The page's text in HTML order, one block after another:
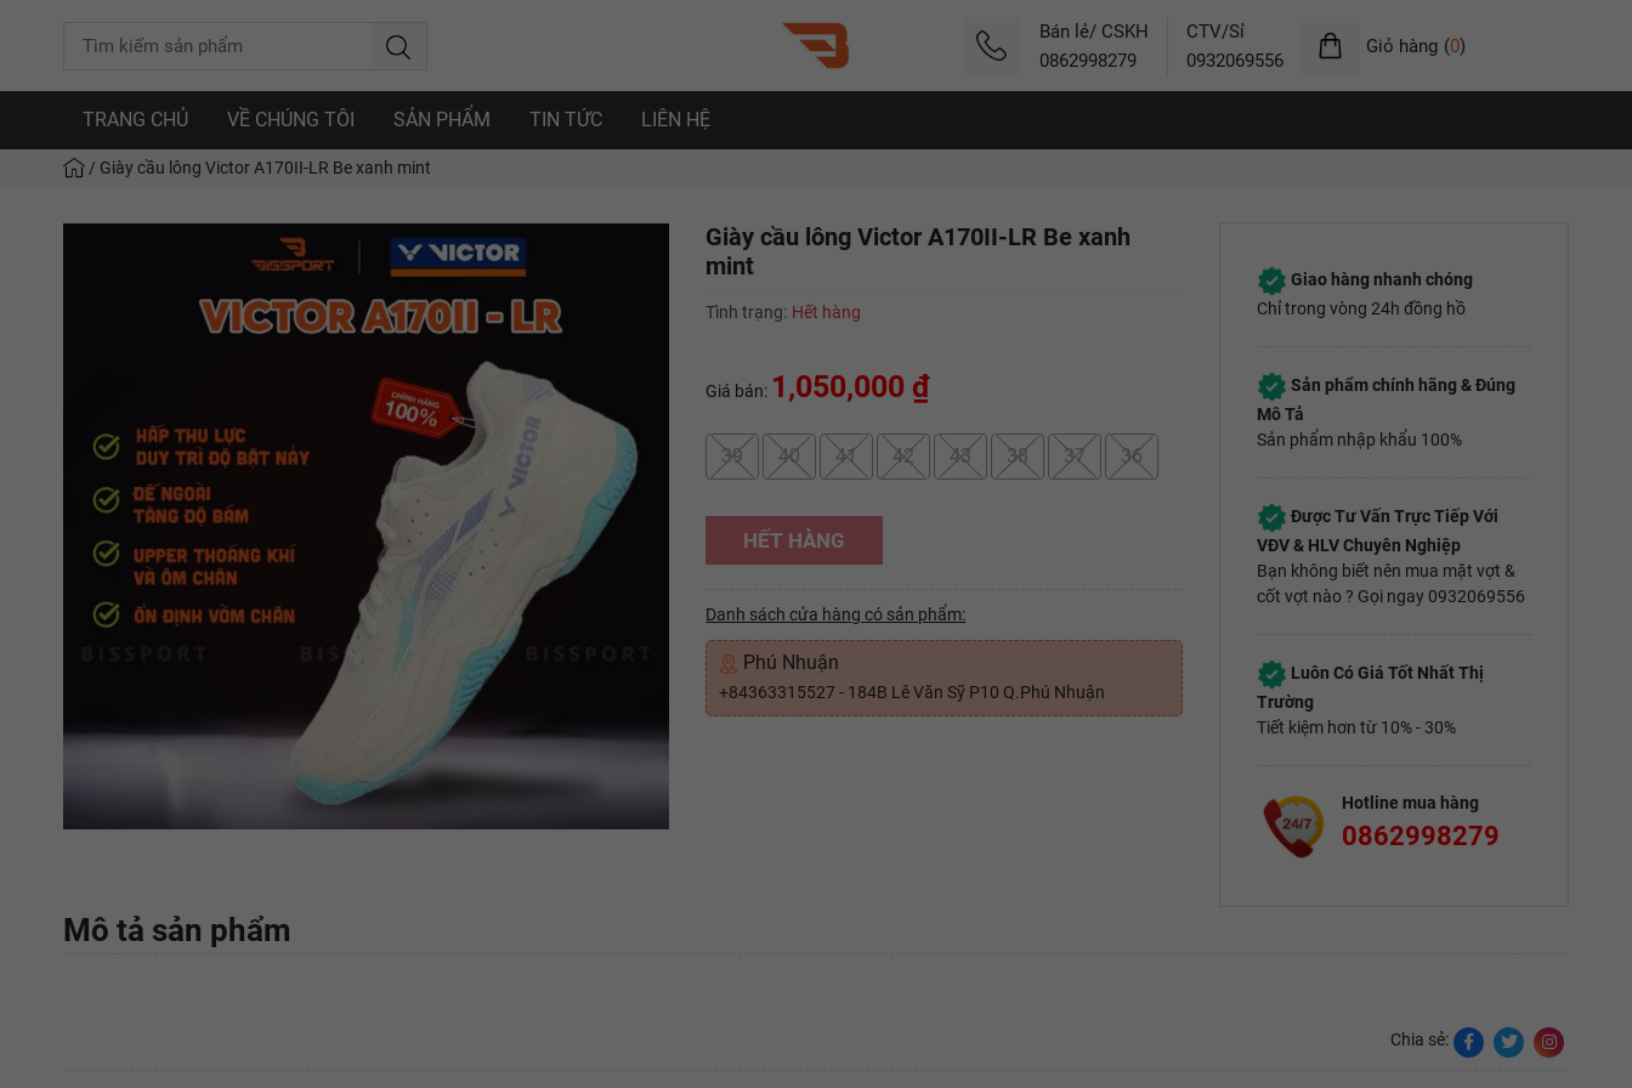
Bán lẻ/ CSKH
0862998279
CTV/Sỉ
0932069556
Giỏ hàng (0)
TRANG CHỦ VỀ CHÚNG TÔI SẢN PHẨM TIN TỨC LIÊN HỆ
/ Giày cầu lông Victor A170II-LR Be xanh mint
Giày cầu lông Victor A170II-LR Be xanh
mint
Tình trạng: Hết hàng
Giá bán: 1,050,000 ₫
39 40 41 42 43 38 37 36
HẾT HÀNG
Danh sách cửa hàng có sản phẩm:
Phú Nhuận
+84363315527 - 184B Lê Văn Sỹ P10 Q.Phú Nhuận
Giao hàng nhanh chóng
Chỉ trong vòng 24h đồng hồ
Sản phẩm chính hãng & Đúng
Mô Tả
Sản phẩm nhập khẩu 100%
Được Tư Vấn Trực Tiếp Với
VĐV & HLV Chuyên Nghiệp
Bạn không biết nên mua mặt vợt &
cốt vợt nào ? Gọi ngay 0932069556
Luôn Có Giá Tốt Nhất Thị
Trường
Tiết kiệm hơn từ 10% - 30%
Hotline mua hàng
0862998279
Mô tả sản phẩm
Chia sẻ: